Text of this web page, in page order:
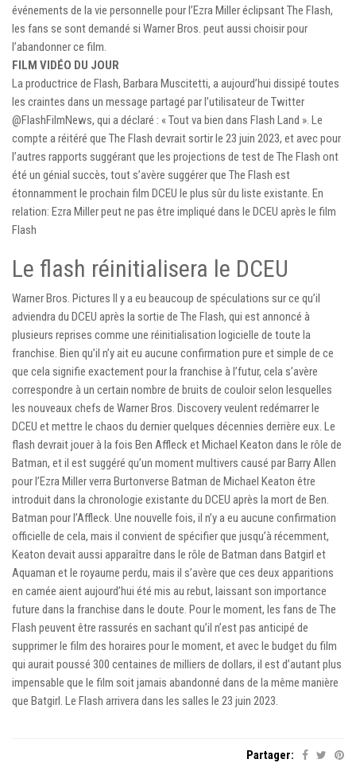
événements de la vie personnelle pour l’Ezra Miller éclipsant The Flash,
les fans se sont demandé si Warner Bros. peut aussi choisir pour
l’abandonner ce film.
FILM VIDÉO DU JOUR
La productrice de Flash, Barbara Muscitetti, a aujourd’hui dissipé toutes
les craintes dans un message partagé par l’utilisateur de Twitter
@FlashFilmNews, qui a déclaré : « Tout va bien dans Flash Land ». Le
compte a réitéré que The Flash devrait sortir le 23 juin 2023, et avec pour
l’autres rapports suggérant que les projections de test de The Flash ont
été un génial succès, tout s’avère suggérer que The Flash est
étonnamment le prochain film DCEU le plus sûr du liste existante. En
relation: Ezra Miller peut ne pas être impliqué dans le DCEU après le film
Flash
Le flash réinitialisera le DCEU
Warner Bros. Pictures Il y a eu beaucoup de spéculations sur ce qu’il
adviendra du DCEU après la sortie de The Flash, qui est annoncé à
plusieurs reprises comme une réinitialisation logicielle de toute la
franchise. Bien qu’il n’y ait eu aucune confirmation pure et simple de ce
que cela signifie exactement pour la franchise à l’futur, cela s’avère
correspondre à un certain nombre de bruits de couloir selon lesquelles
les nouveaux chefs de Warner Bros. Discovery veulent redémarrer le
DCEU et mettre le chaos du dernier quelques décennies derrière eux. Le
flash devrait jouer à la fois Ben Affleck et Michael Keaton dans le rôle de
Batman, et il est suggéré qu’un moment multivers causé par Barry Allen
pour l’Ezra Miller verra Burtonverse Batman de Michael Keaton être
introduit dans la chronologie existante du DCEU après la mort de Ben.
Batman pour l’Affleck. Une nouvelle fois, il n’y a eu aucune confirmation
officielle de cela, mais il convient de spécifier que jusqu’à récemment,
Keaton devait aussi apparaître dans le rôle de Batman dans Batgirl et
Aquaman et le royaume perdu, mais il s’avère que ces deux apparitions
en camée aient aujourd’hui été mis au rebut, laissant son importance
future dans la franchise dans le doute. Pour le moment, les fans de The
Flash peuvent être rassurés en sachant qu’il n’est pas anticipé de
supprimer le film des horaires pour le moment, et avec le budget du film
qui aurait poussé 300 centaines de milliers de dollars, il est d’autant plus
impensable que le film soit jamais abandonné dans de la même manière
que Batgirl. Le Flash arrivera dans les salles le 23 juin 2023.
Partager: